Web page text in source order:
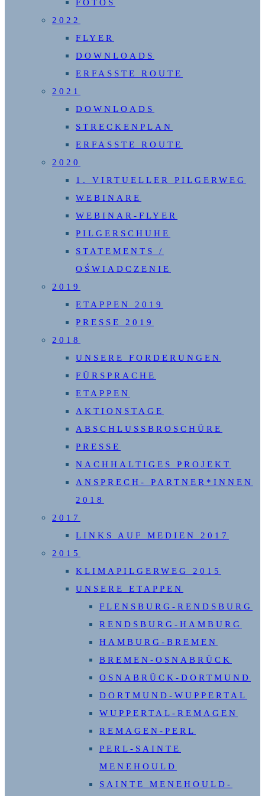
FOTOS
2022
FLYER
DOWNLOADS
ERFASSTE ROUTE
2021
DOWNLOADS
STRECKENPLAN
ERFASSTE ROUTE
2020
1. VIRTUELLER PILGERWEG
WEBINARE
WEBINAR-FLYER
PILGERSCHUHE
STATEMENTS /
OŚWIADCZENIE
2019
ETAPPEN 2019
PRESSE 2019
2018
UNSERE FORDERUNGEN
FÜRSPRACHE
ETAPPEN
AKTIONSTAGE
ABSCHLUSSBROSCHÜRE
PRESSE
NACHHALTIGES PROJEKT
ANSPRECH- PARTNER*INNEN
2018
2017
LINKS AUF MEDIEN 2017
2015
KLIMAPILGERWEG 2015
UNSERE ETAPPEN
FLENSBURG-RENDSBURG
RENDSBURG-HAMBURG
HAMBURG-BREMEN
BREMEN-OSNABRÜCK
OSNABRÜCK-DORTMUND
DORTMUND-WUPPERTAL
WUPPERTAL-REMAGEN
REMAGEN-PERL
PERL-SAINTE
MENEHOULD
SAINTE MENEHOULD-